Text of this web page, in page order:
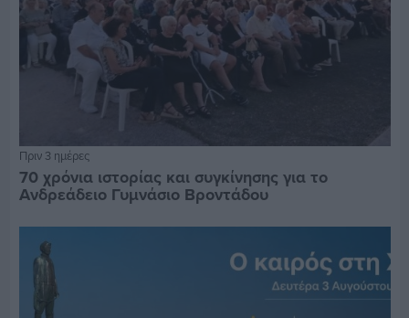
Πριν 3 ημέρες
70 χρόνια ιστορίας και συγκίνησης για το
Ανδρεάδειο Γυμνάσιο Βροντάδου